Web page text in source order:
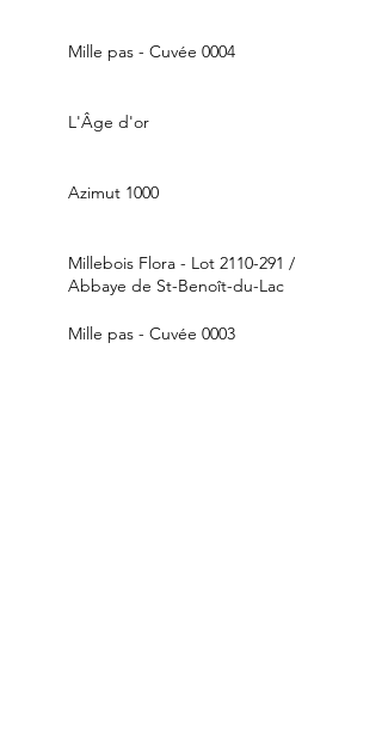
Mille pas - Cuvée 0004
L'Âge d'or
Azimut 1000
Millebois Flora - Lot 2110-291 /
Abbaye de St-Benoît-du-Lac
Mille pas - Cuvée 0003